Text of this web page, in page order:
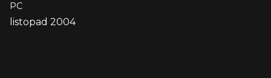
PC
listopad 2004